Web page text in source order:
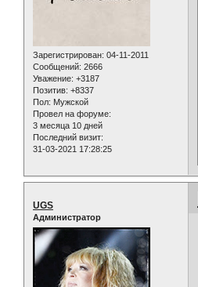
Зарегистрирован: 04-11-2011
Сообщений: 2666
Уважение: +3187
Позитив: +8337
Пол: Мужской
Провел на форуме:
3 месяца 10 дней
Последний визит:
31-03-2021 17:28:25
UGS
Администратор